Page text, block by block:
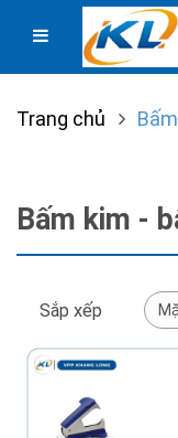
Trang chủ
Bấm kim -
Sắp xếp